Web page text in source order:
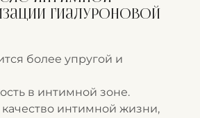
гиалуроновой
более упругой и
в интимной зоне.
интимной жизни,